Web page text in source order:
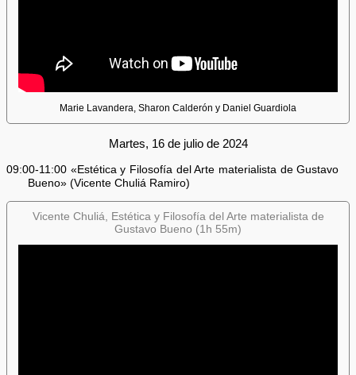
Marie Lavandera, Sharon Calderón y Daniel Guardiola
Martes, 16 de julio de 2024
09:00-11:00 «Estética y Filosofía del Arte materialista de Gustavo
Bueno» (Vicente Chuliá Ramiro)
Vicente Chuliá, Estética y Filosofía del Arte materialista de
Gustavo Bueno (1h 55m)